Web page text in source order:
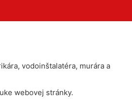
vodoinštalatéra, murára a
webovej stránky.